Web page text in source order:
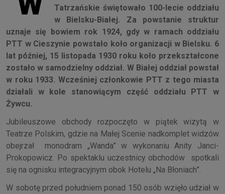
Tatrzańskie świętowało 100-lecie oddziału
w Bielsku-Białej. Za powstanie struktur
uznaje się bowiem rok 1924, gdy w ramach oddziału
PTT w Cieszynie powstało koło organizacji w Bielsku. 6
lat później, 15 listopada 1930 roku koło przekształcone
zostało w samodzielny oddział. W Białej oddział powstał
w roku 1933. Wcześniej członkowie PTT z tego miasta
działali w kole stanowiącym część oddziału PTT w
Żywcu.
Jubileuszowe obchody rozpoczęto w piątek wizytą w
Teatrze Polskim, gdzie na Małej Scenie nadkomplet widzów
obejrzał monodram „Wanda” w wykonaniu Anity Janci-
Prokopowicz. Po spektaklu uczestnicy obchodów spotkali
się na ognisku integracyjnym obok Hotelu „Na Błoniach”.
W sobotę przed południem ponad 150 osób wzięło udział w